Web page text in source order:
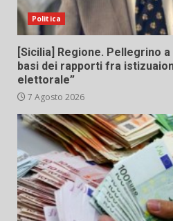
Politica
[Sicilia] Regione. Pellegrino
basi dei rapporti fra
elettorale”
7 Agosto 2026